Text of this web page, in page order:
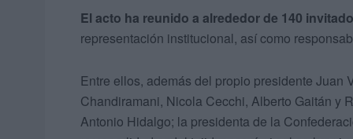
El acto ha reunido a alrededor de 140
representación institucional, así como
Entre ellos, además del propio presidente
Chandiramani, Nicola Cecchi, Alberto Gaitán y
Antonio Hidalgo; la presidenta de la